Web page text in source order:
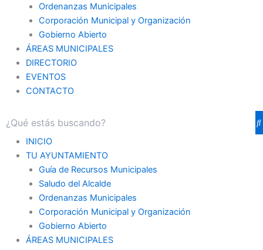
Ordenanzas Municipales
Corporación Municipal y Organización
Gobierno Abierto
ÁREAS MUNICIPALES
DIRECTORIO
EVENTOS
CONTACTO
INICIO
TU AYUNTAMIENTO
Guía de Recursos Municipales
Saludo del Alcalde
Ordenanzas Municipales
Corporación Municipal y Organización
Gobierno Abierto
ÁREAS MUNICIPALES